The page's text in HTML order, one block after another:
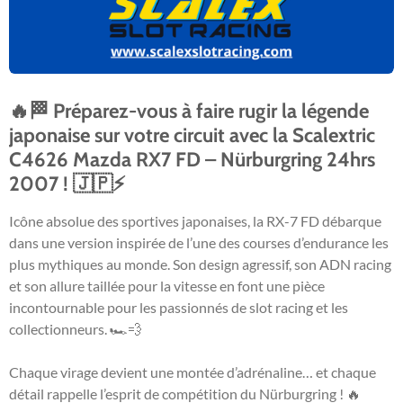
🔥🏁 Préparez-vous à faire rugir la légende
japonaise sur votre circuit avec la Scalextric
C4626 Mazda RX7 FD – Nürburgring 24hrs
2007 ! 🇯🇵⚡
Icône absolue des sportives japonaises, la RX-7 FD débarque
dans une version inspirée de l’une des courses d’endurance les
plus mythiques au monde. Son design agressif, son ADN racing
et son allure taillée pour la vitesse en font une pièce
incontournable pour les passionnés de slot racing et les
collectionneurs. 🏎️💨
Chaque virage devient une montée d’adrénaline… et chaque
détail rappelle l’esprit de compétition du Nürburgring ! 🔥